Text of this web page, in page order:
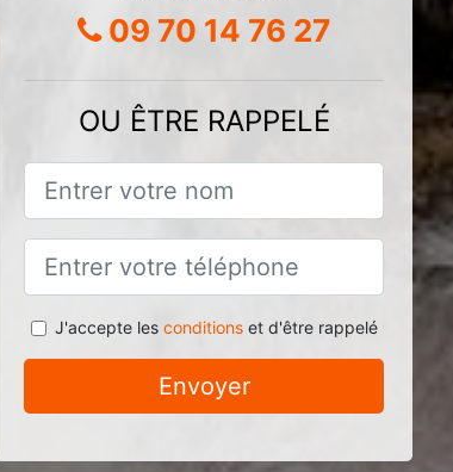
09 70 14 76 27
OU ÊTRE RAPPELÉ
J'accepte les conditionset d'être rappelé
Envoyer